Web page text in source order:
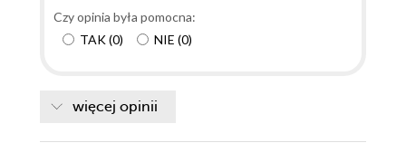
Czy opinia była pomocna:
TAK(0) NIE (0)
więcej opinii